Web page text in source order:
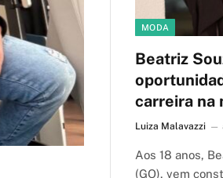
MODA
Beatriz
carreira na
Luiza Malavazzi
Aos 18 anos,
(GO), vem